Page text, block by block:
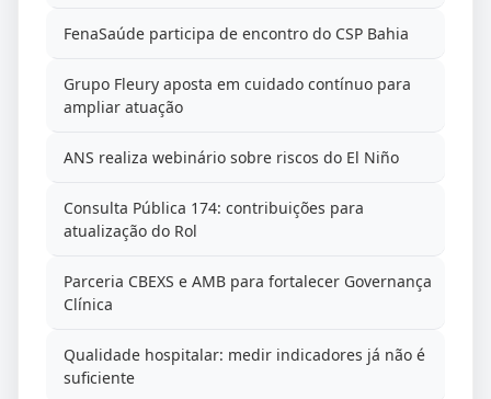
FenaSaúde participa de encontro do CSP Bahia
Grupo Fleury aposta em cuidado contínuo para
ampliar atuação
ANS realiza webinário sobre riscos do El Niño
Consulta Pública 174: contribuições para
atualização do Rol
Parceria CBEXS e AMB para fortalecer Governança
Clínica
Qualidade hospitalar: medir indicadores já não é
suficiente